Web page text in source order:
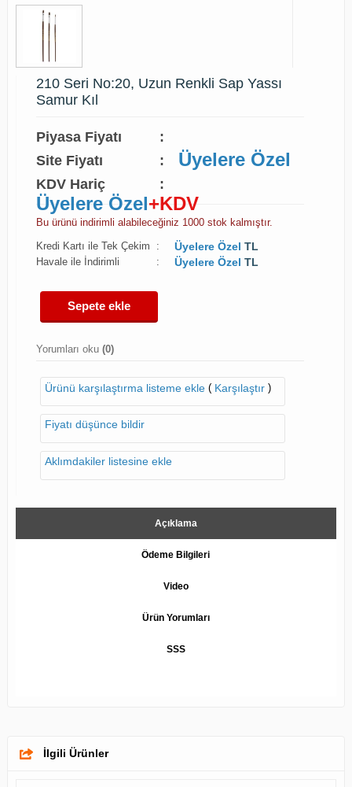
210 Seri No:20, Uzun Renkli Sap Yassı
Samur Kıl
Piyasa Fiyatı
:
Site Fiyatı
: Üyelere Özel
KDV Hariç :
Üyelere Özel+KDV
Bu ürünü indirimli alabileceğiniz 1000 stok kalmıştır.
Kredi Kartı ile Tek Çekim
: Üyelere Özel TL
Havale ile İndirimli : Üyelere Özel TL
Sepete ekle
Yorumları oku (0)
Ürünü karşılaştırma listeme ekle( Karşılaştır)
Fiyatı düşünce bildir
Aklımdakiler listesine ekle
Açıklama
Ödeme Bilgileri
Video
Ürün Yorumları
SSS
İlgili Ürünler